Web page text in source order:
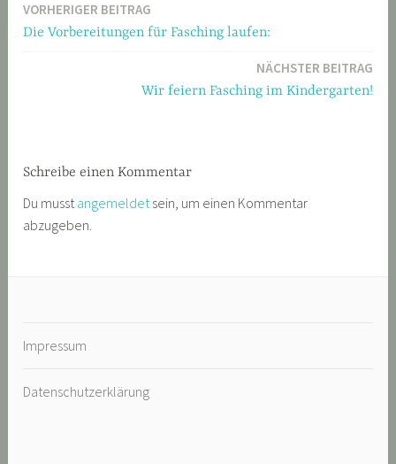
Beitragsnavigation
VORHERIGER BEITRAG
Die Vorbereitungen für Fasching laufen:
NÄCHSTER BEITRAG
Wir feiern Fasching im Kindergarten!
Schreibe einen Kommentar
Du musst angemeldet sein, um einen Kommentar
abzugeben.
Impressum
Datenschutzerklärung